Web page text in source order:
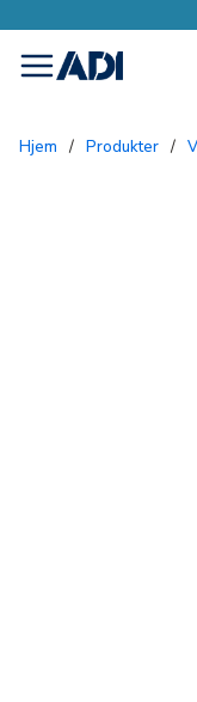
menu
Hjem / Produkter /